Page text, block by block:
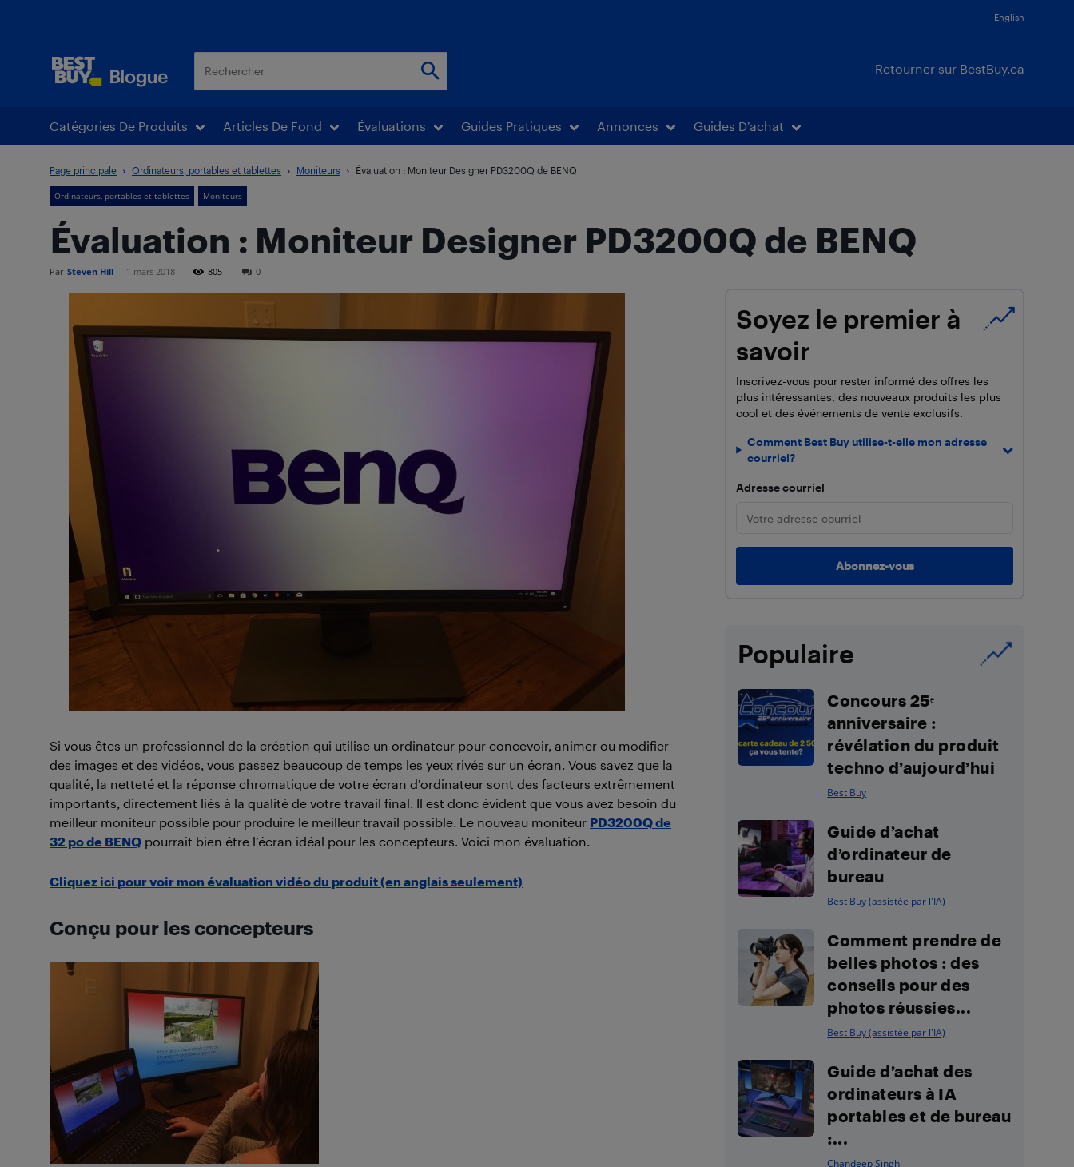
English
Retourner sur BestBuy.ca
Catégories De Produits Articles De Fond Évaluations Guides Pratiques Annonces Guides D’achat
Page principale Ordinateurs, portables et tablettes Moniteurs Évaluation : Moniteur Designer PD3200Q de BENQ
Ordinateurs, portables et tablettes Moniteurs
Évaluation : Moniteur Designer PD3200Q de BENQ
Par Steven Hill - 1 mars 2018 805 0
Si vous êtes un professionnel de la création qui utilise un ordinateur pour concevoir, animer ou modifier
des images et des vidéos, vous passez beaucoup de temps les yeux rivés sur un écran. Vous savez que la
qualité, la netteté et la réponse chromatique de votre écran d’ordinateur sont des facteurs extrêmement
importants, directement liés à la qualité de votre travail final. Il est donc évident que vous avez besoin du
meilleur moniteur possible pour produire le meilleur travail possible. Le nouveau moniteur PD3200Q de
32 po de BENQ pourrait bien être l’écran idéal pour les concepteurs. Voici mon évaluation.
Cliquez ici pour voir mon évaluation vidéo du produit (en anglais seulement)
Conçu pour les concepteurs
Soyez le premier à
savoir
Inscrivez-vous pour rester informé des offres les
plus intéressantes, des nouveaux produits les plus
cool et des événements de vente exclusifs.
Comment Best Buy utilise-t-elle mon adresse
courriel?
Adresse courriel
Populaire
Concours 25ᵉ
anniversaire :
révélation du produit
techno d’aujourd’hui
Best Buy
Guide d’achat
d’ordinateur de
bureau
Best Buy (assistée par l'IA)
Comment prendre de
belles photos : des
conseils pour des
photos réussies...
Best Buy (assistée par l'IA)
Guide d’achat des
ordinateurs à IA
portables et de bureau
:...
Chandeep Singh